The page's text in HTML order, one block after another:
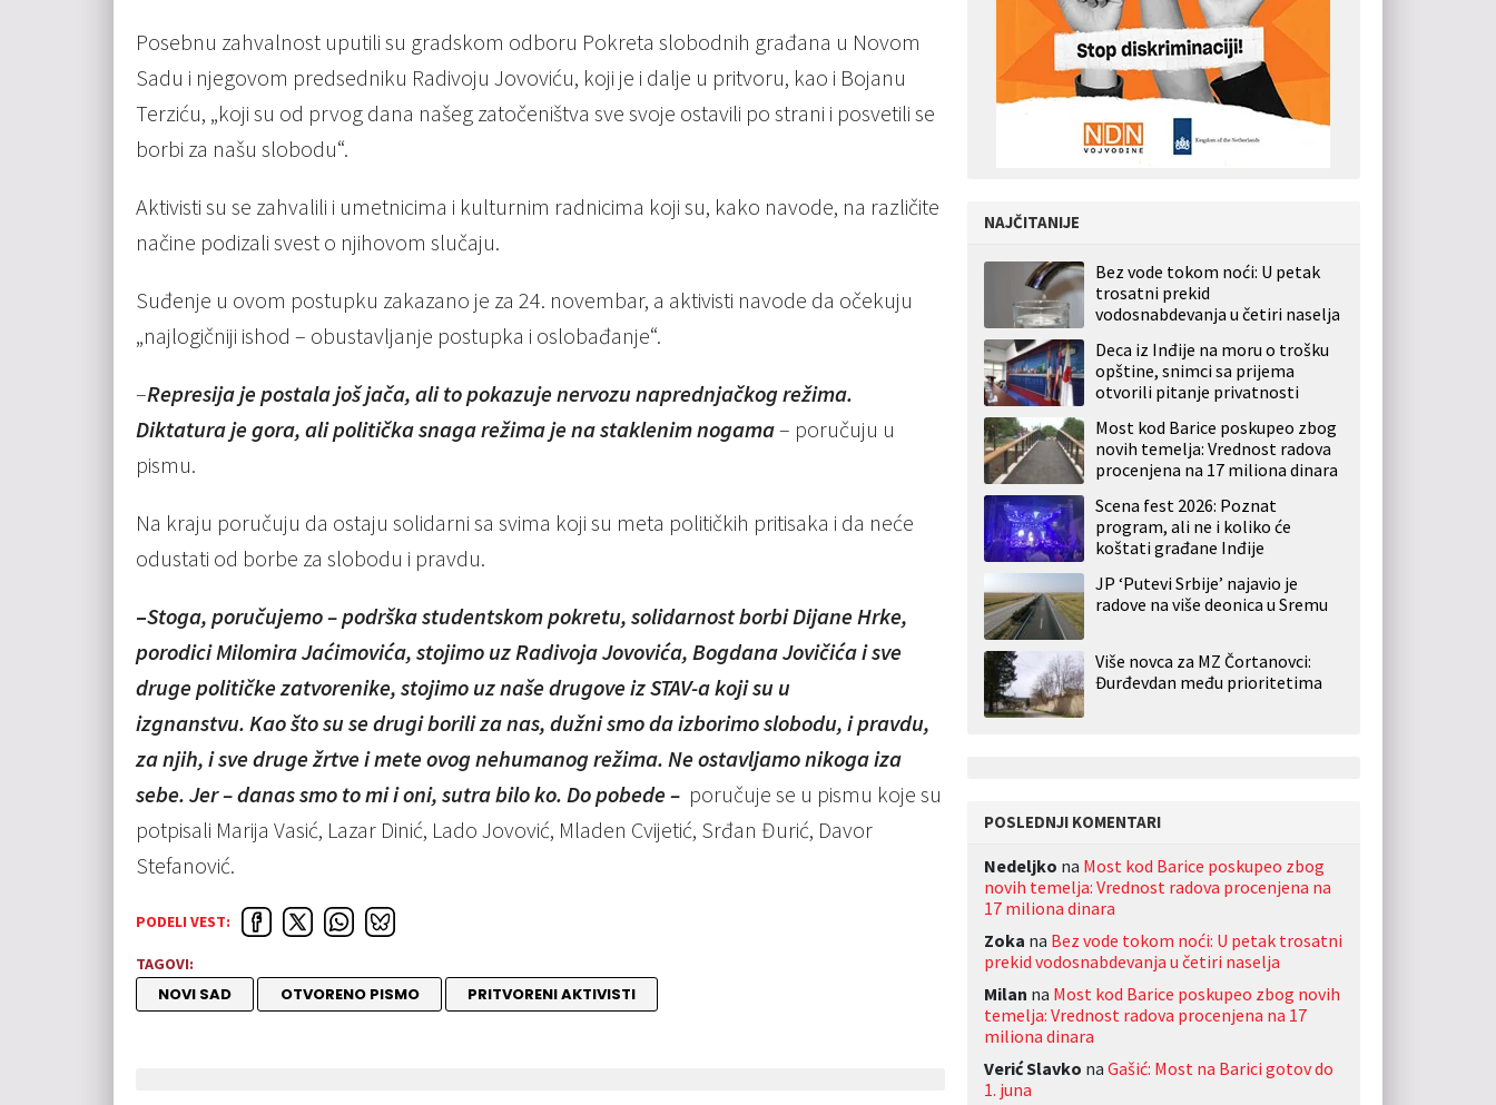
Posebnu zahvalnost uputili su gradskom odboru Pokreta slobodnih građana u Novom
Sadu i njegovom predsedniku Radivoju Jovoviću, koji je i dalje u pritvoru, kao i Bojanu
Terziću, „koji su od prvog dana našeg zatočeništva sve svoje ostavili po strani i posvetili se
borbi za našu slobodu“.
Aktivisti su se zahvalili i umetnicima i kulturnim radnicima koji su, kako navode, na različite
načine podizali svest o njihovom slučaju.
Suđenje u ovom postupku zakazano je za 24. novembar, a aktivisti navode da očekuju
„najlogičniji ishod – obustavljanje postupka i oslobađanje“.
–Represija je postala još jača, ali to pokazuje nervozu naprednjačkog režima.
Diktatura je gora, ali politička snaga režima je na staklenim nogama– poručuju u
pismu.
Na kraju poručuju da ostaju solidarni sa svima koji su meta političkih pritisaka i da neće
odustati od borbe za slobodu i pravdu.
–Stoga, poručujemo – podrška studentskom pokretu, solidarnost borbi Dijane Hrke,
porodici Milomira Jaćimovića, stojimo uz Radivoja Jovovića, Bogdana Jovičića i sve
druge političke zatvorenike, stojimo uz naše drugove iz STAV-a koji su u
izgnanstvu. Kao što su se drugi borili za nas, dužni smo da izborimo slobodu, i pravdu,
za njih, i sve druge žrtve i mete ovog nehumanog režima. Ne ostavljamo nikoga iza
sebe. Jer – danas smo to mi i oni, sutra bilo ko. Do pobede – poručuje se u pismu koje su
potpisali Marija Vasić, Lazar Dinić, Lado Jovović, Mladen Cvijetić, Srđan Đurić, Davor
Stefanović.
PODELI VEST:
TAGOVI:
NOVI SAD OTVORENO PISMO PRITVORENI AKTIVISTI
NAJČITANIJE
Bez vode tokom noći: U petak
trosatni prekid
vodosnabdevanja u četiri naselja
Deca iz Inđije na moru o trošku
opštine, snimci sa prijema
otvorili pitanje privatnosti
Most kod Barice poskupeo zbog
novih temelja: Vrednost radova
procenjena na 17 miliona dinara
Scena fest 2026: Poznat
program, ali ne i koliko će
koštati građane Inđije
JP ‘Putevi Srbije’ najavio je
radove na više deonica u Sremu
Više novca za MZ Čortanovci:
Đurđevdan među prioritetima
POSLEDNJI KOMENTARI
Nedeljko na Most kod Barice poskupeo zbog
novih temelja: Vrednost radova procenjena na
17 miliona dinara
Zoka na Bez vode tokom noći: U petak trosatni
prekid vodosnabdevanja u četiri naselja
Milan na Most kod Barice poskupeo zbog novih
temelja: Vrednost radova procenjena na 17
miliona dinara
Verić Slavko na Gašić: Most na Barici gotov do
1. juna